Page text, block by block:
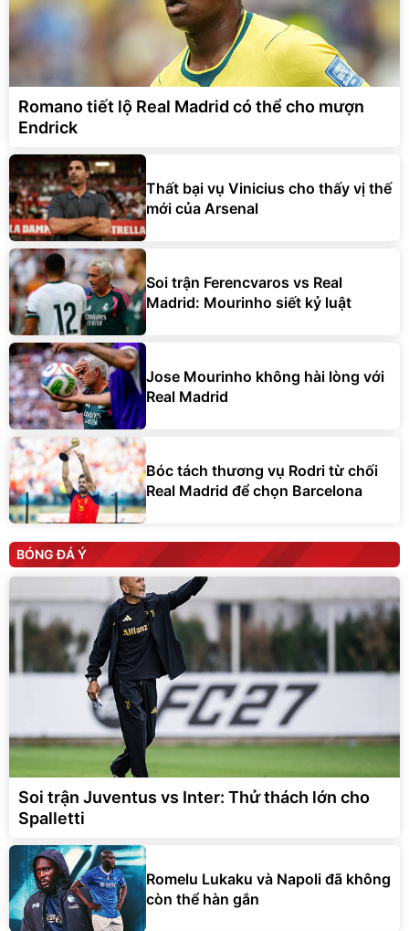
Romano tiết lộ Real Madrid có thể cho mượn
Endrick
Thất bại vụ Vinicius cho thấy vị thế
mới của Arsenal
Soi trận Ferencvaros vs Real
Madrid: Mourinho siết kỷ luật
Jose Mourinho không hài lòng với
Real Madrid
Bóc tách thương vụ Rodri từ chối
Real Madrid để chọn Barcelona
BÓNG ĐÁ Ý
Soi trận Juventus vs Inter: Thử thách lớn cho
Spalletti
Romelu Lukaku và Napoli đã không
còn thể hàn gắn